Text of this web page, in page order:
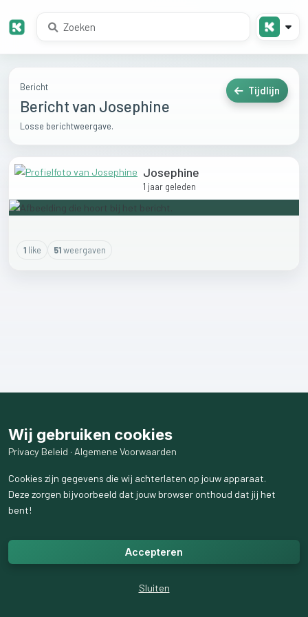
Bericht
Bericht van Josephine
Losse berichtweergave.
Tijdlijn
Josephine
1 jaar geleden
1like 51weergaven
Wij gebruiken cookies
Privacy Beleid · Algemene Voorwaarden
Cookies zijn gegevens die wij achterlaten op jouw apparaat.
Deze zorgen bijvoorbeeld dat jouw browser onthoud dat jij het
bent!
Accepteren
Sluiten